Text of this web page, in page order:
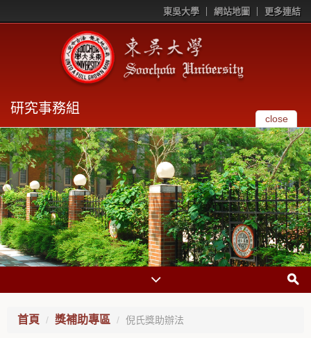
東吳大學 網站地圖 更多連結
研究事務組
close
首頁 獎補助專區 倪氏獎助辦法